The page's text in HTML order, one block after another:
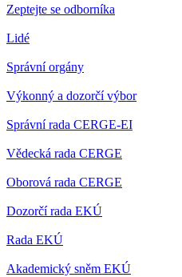
Zeptejte se odborníka
Lidé
Správní orgány
Výkonný a dozorčí výbor
Správní rada CERGE-EI
Vědecká rada CERGE
Oborová rada CERGE
Dozorčí rada EKÚ
Rada EKÚ
Akademický sněm EKÚ